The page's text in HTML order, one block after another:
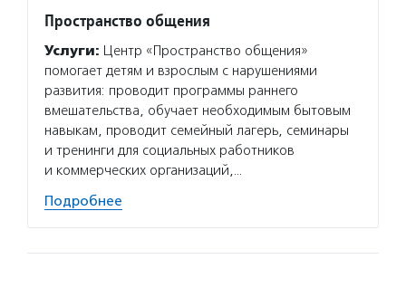
Пространство общения
Услуги: Центр «Пространство общения»
помогает детям и взрослым с нарушениями
развития: проводит программы раннего
вмешательства, обучает необходимым бытовым
навыкам, проводит семейный лагерь, семинары
и тренинги для социальных работников
и коммерческих организаций,…
Подробнее